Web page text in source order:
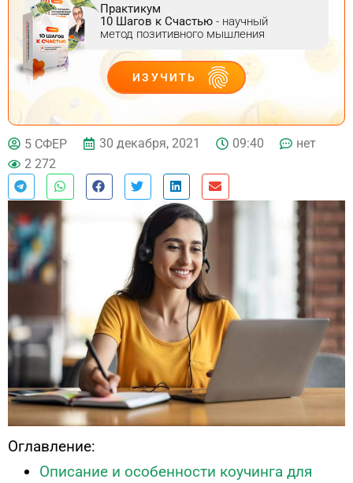
Практикум
10 Шагов к Счастью - научный
метод позитивного мышления
ИЗУЧИТЬ
ДЕЙСТВУЙ
5 СФЕР 30 декабря, 2021 09:40
нет
2 272
Оглавление:
Описание и особенности коучинга для